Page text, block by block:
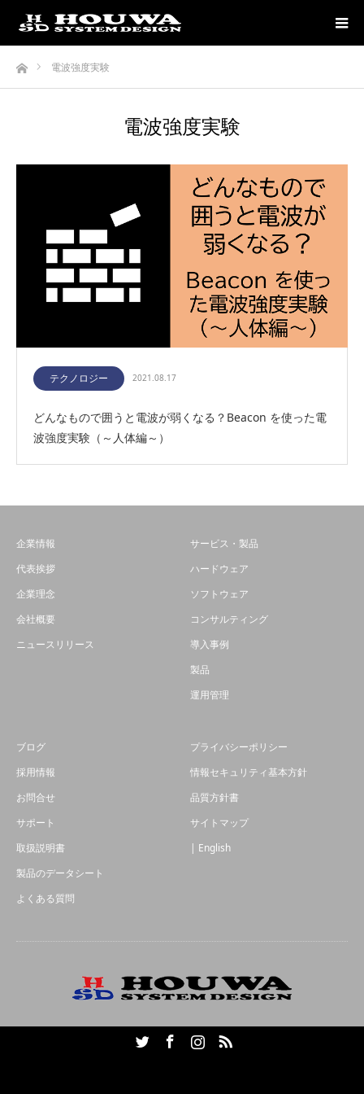
ホーム電波強度実験
電波強度実験
テクノロジー 2021.08.17
どんなもので囲うと電波が弱くなる？Beacon を使った電
波強度実験（～人体編～）
企業情報
代表挨拶
企業理念
会社概要
ニュースリリース
サービス・製品
ハードウェア
ソフトウェア
コンサルティング
導入事例
製品
運用管理
ブログ
採用情報
お問合せ
サポート
取扱説明書
製品のデータシート
よくある質問
プライバシーポリシー
情報セキュリティ基本方針
品質方針書
サイトマップ
| English
TwitterFacebookInstagramRSS